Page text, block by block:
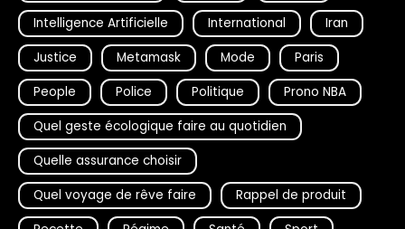
Intelligence Artificielle
International
Iran
Justice
Metamask Mode
Paris
People
Police Politique
Prono NBA
Quel geste écologique faire au quotidien
Quelle assurance choisir
Quel voyage de rêve faire
Rappel de produit